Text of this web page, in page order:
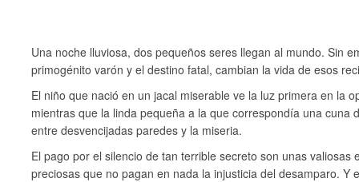
Una noche lluviosa, dos pequeños seres llegan al mundo. Sin
primogénito varón y el destino fatal, cambian la vida de esos
El niño que nació en un jacal miserable ve la luz primera en la
mientras que la linda pequeña a la que correspondía una cuna
entre desvencijadas paredes y la miseria.
El pago por el silencio de tan terrible secreto son unas valiosas
preciosas que no pagan en nada la injusticia del desamparo. Y